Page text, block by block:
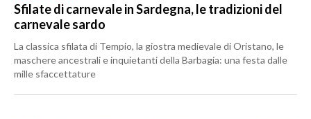
Sfilate di carnevale in Sardegna, le tradizioni del
carnevale sardo
La classica sfilata di Tempio, la giostra medievale di Oristano, le
maschere ancestrali e inquietanti della Barbagia: una festa dalle
mille sfaccettature